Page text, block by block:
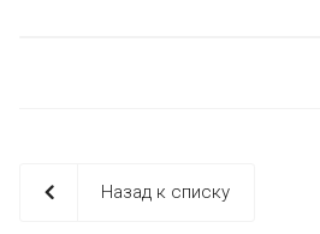
Назад к списку